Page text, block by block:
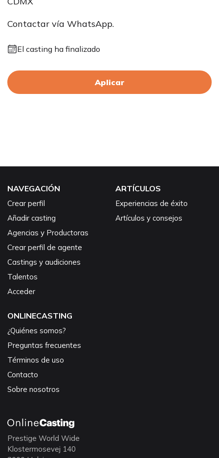
Contactar vía WhatsApp.
El casting ha finalizado
Aplicar
NAVEGACIÓN
Crear perfil
Añadir casting
Agencias y Productoras
Crear perfil de agente
Castings y audiciones
Talentos
Acceder
ARTÍCULOS
Experiencias de éxito
Artículos y consejos
ONLINECASTING
¿Quiénes somos?
Preguntas frecuentes
Términos de uso
Contacto
Sobre nosotros
Prestige World Wide
Klostermosevej 140